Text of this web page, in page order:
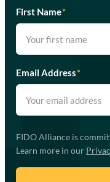
First Name*
Email Address*
FIDO Alliance is
Learn more in our